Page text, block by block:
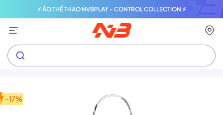
⚡ ÁO THỂ THAO NVBPLAY - CONTROL COLLECTION ⚡
-17%